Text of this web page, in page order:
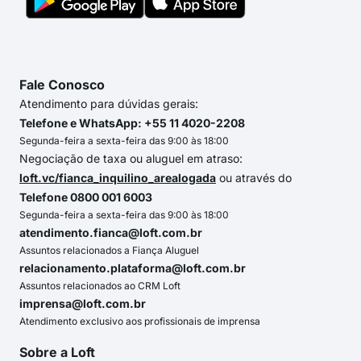
Fale Conosco
Atendimento para dúvidas gerais:
Telefone e WhatsApp: +55 11 4020-2208
Segunda-feira a sexta-feira das 9:00 às 18:00
Negociação de taxa ou aluguel em atraso:
loft.vc/fianca_inquilino_arealogada ou através do
Telefone 0800 001 6003
Segunda-feira a sexta-feira das 9:00 às 18:00
atendimento.fianca@loft.com.br
Assuntos relacionados a Fiança Aluguel
relacionamento.plataforma@loft.com.br
Assuntos relacionados ao CRM Loft
imprensa@loft.com.br
Atendimento exclusivo aos profissionais de imprensa
Sobre a Loft